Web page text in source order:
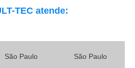
TEC atende:
São Paulo São Paulo